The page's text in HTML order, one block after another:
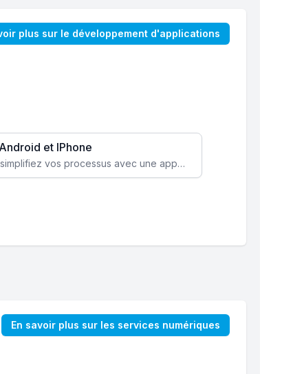
plus sur le développement d'applications
et IPhone
Augmentez l’engagement client et simplifiez vos processus avec une application mobile sur mesure, disponible sur iOS et Android.
En savoir plus sur les services numériques